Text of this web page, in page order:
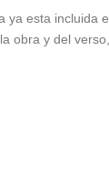
esta
obra y del